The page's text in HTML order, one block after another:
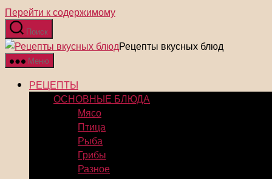
Перейти к содержимому
Поиск
Рецепты вкусных блюд
Меню
РЕЦЕПТЫ
ОСНОВНЫЕ БЛЮДА
Мясо
Птица
Рыба
Грибы
Разное